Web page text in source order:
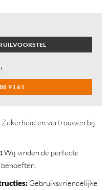
91 61
Zekerheid en vertrouwen bij
Wij vinden de perfecte
Gebruiksvriendelijke